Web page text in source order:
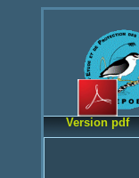
Version pdf